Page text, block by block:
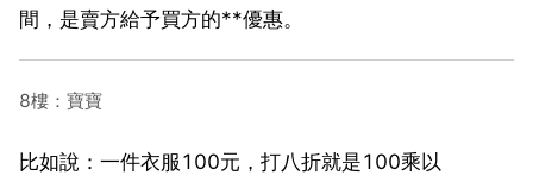
間，是賣方給予買方的**優惠。
8樓：寶寶
比如說：一件衣服100元，打八折就是100乘以